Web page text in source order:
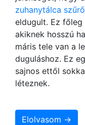
zuhanytálca
eldugult. Ez főleg
akiknek hosszú
máris tele van a
duguláshoz. Ez
sajnos ettől
léteznek.
Elolvasom →